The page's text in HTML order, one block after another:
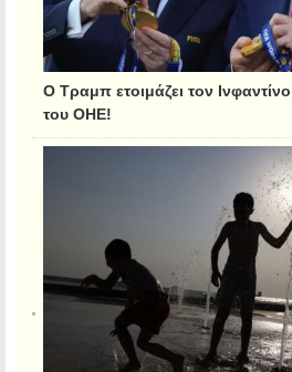
Ο Τραμπ ετοιμάζει τον
του ΟΗΕ!